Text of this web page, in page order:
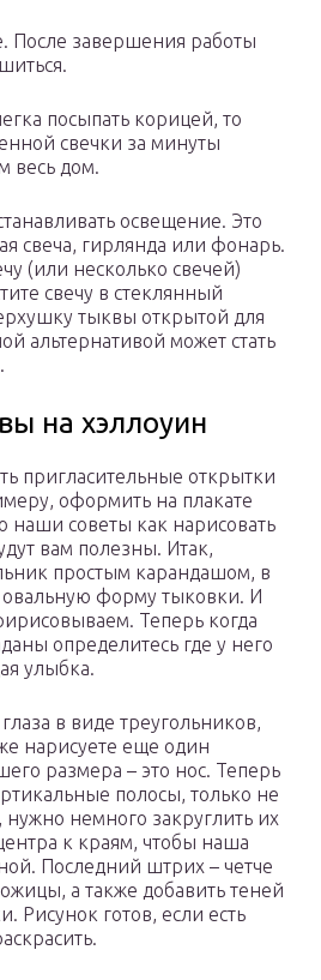
После завершения работы
посыпать корицей, то
свечки за минуты
весь дом.
освещение. Это
свеча, гирлянда или фонарь.
(или несколько свечей)
свечу в стеклянный
тыквы открытой для
альтернативой может стать
на хэллоуин
пригласительные открытки
оформить на плакате
наши советы как нарисовать
вам полезны. Итак,
простым карандашом, в
форму тыковки. И
Теперь когда
определитесь где у него
улыбка.
в виде треугольников,
нарисуете еще один
размера – это нос. Теперь
полосы, только не
немного закруглить их
к краям, чтобы наша
Последний штрих – четче
а также добавить теней
Рисунок готов, если есть